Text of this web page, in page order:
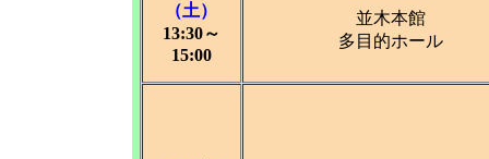
（土）
13:30～
15:00
並木本館
多目的ホール